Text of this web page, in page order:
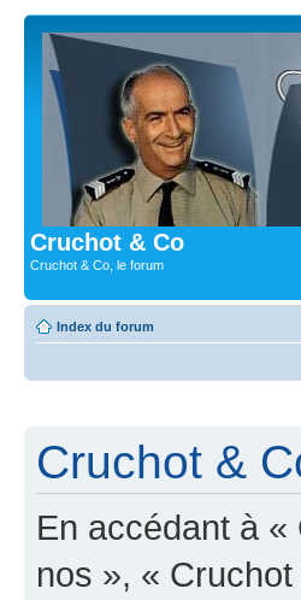
Cruchot & Co
Cruchot & Co, le forum
Index du forum
Cruchot &
En accédant à
nos », «